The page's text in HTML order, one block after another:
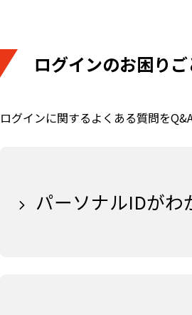
ログインのお困り
ログインに関する​よくある質問を
パーソナルIDがわ